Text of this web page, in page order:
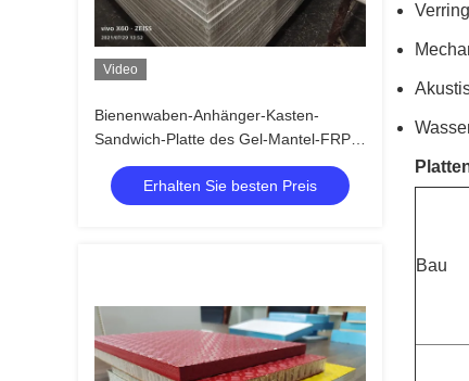
Video
Bienenwaben-Anhänger-Kasten-
Sandwich-Platte des Gel-Mantel-FRP
Erhalten Sie besten Preis
Bau